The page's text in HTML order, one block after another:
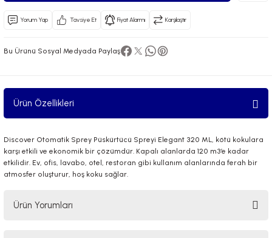
Spreyi
Yağ
Yorum Yap Tavsiye Et Fiyat Alarmı Karşılaştır
Bu Ürünü Sosyal Medyada Paylaş
Ürün Özellikleri
Discover Otomatik Sprey Püskürtücü Spreyi Elegant 320 ML, kötü kokulara
karşı etkili ve ekonomik bir çözümdür. Kapalı alanlarda 120 m3’e kadar
etkilidir. Ev, ofis, lavabo, otel, restoran gibi kullanım alanlarında ferah bir
atmosfer oluşturur, hoş koku sağlar.
Ürün Yorumları